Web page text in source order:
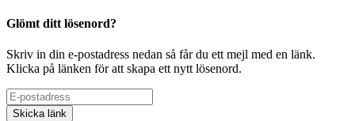
Glömt ditt lösenord?
Skriv in din e-postadress nedan så får du ett mejl med en länk.
Klicka på länken för att skapa ett nytt lösenord.
Skicka länk